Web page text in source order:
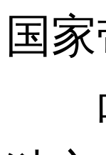
国
哈